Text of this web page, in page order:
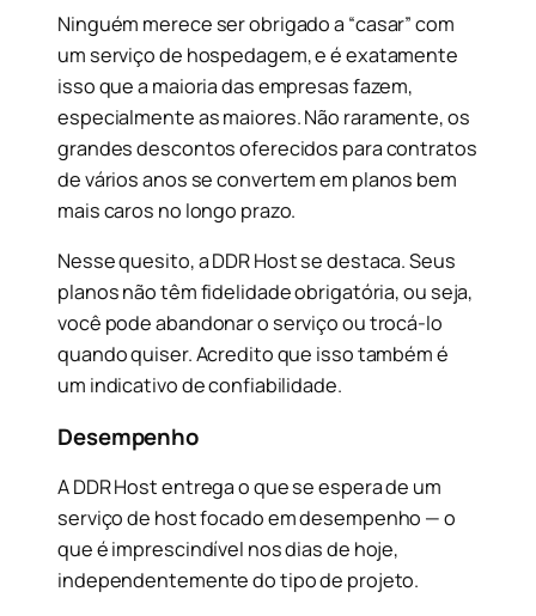
Ninguém merece ser obrigado a “casar” com
um serviço de hospedagem, e é exatamente
isso que a maioria das empresas fazem,
especialmente as maiores. Não raramente, os
grandes descontos oferecidos para contratos
de vários anos se convertem em planos bem
mais caros no longo prazo.
Nesse quesito, a DDR Host se destaca. Seus
planos não têm fidelidade obrigatória, ou seja,
você pode abandonar o serviço ou trocá-lo
quando quiser. Acredito que isso também é
um indicativo de confiabilidade.
Desempenho
A DDR Host entrega o que se espera de um
serviço de host focado em desempenho — o
que é imprescindível nos dias de hoje,
independentemente do tipo de projeto.